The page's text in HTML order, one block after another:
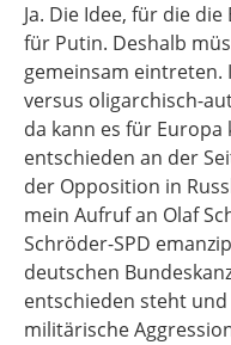
Ja. Die Idee, für die
für Putin. Deshalb
gemeinsam
versus oligarchisch-
da kann es für Europa
entschieden an der
der Opposition in
mein Aufruf an Olaf
Schröder-SPD
deutschen
entschieden steht
militärische